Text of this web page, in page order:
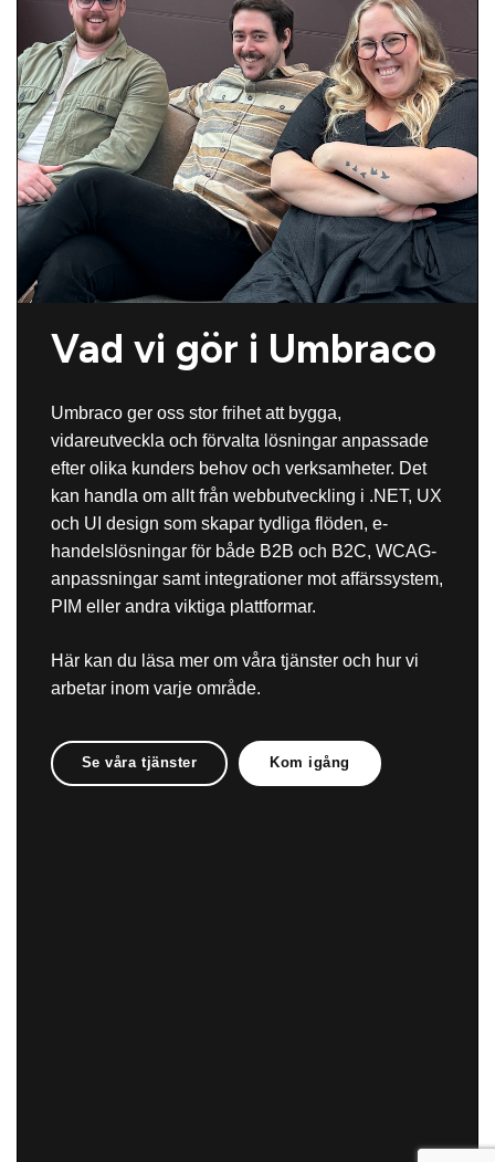
Vad vi gör i Umbraco
Umbraco ger oss stor frihet att bygga,
vidareutveckla och förvalta lösningar anpassade
efter olika kunders behov och verksamheter. Det
kan handla om allt från webbutveckling i .NET, UX
och UI design som skapar tydliga flöden, e-
handelslösningar för både B2B och B2C, WCAG-
anpassningar samt integrationer mot affärssystem,
PIM eller andra viktiga plattformar.
Här kan du läsa mer om våra tjänster och hur vi
arbetar inom varje område.
Se våra tjänster Kom igång